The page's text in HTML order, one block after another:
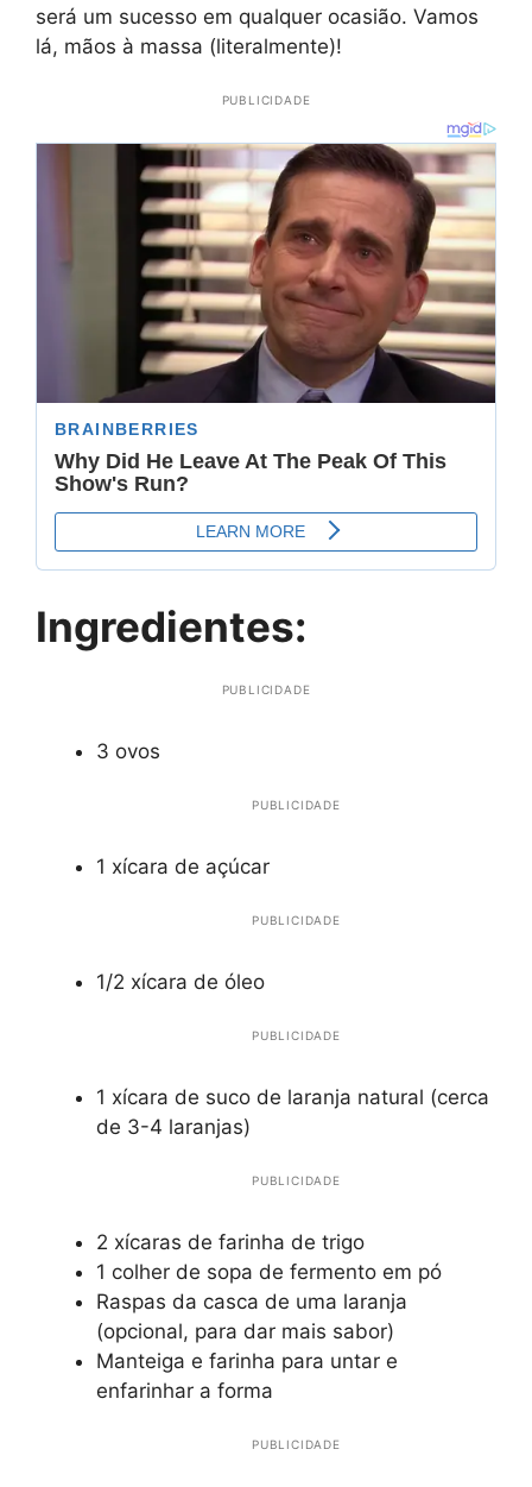
será um sucesso em qualquer ocasião. Vamos
lá, mãos à massa (literalmente)!
PUBLICIDADE
Ingredientes:
PUBLICIDADE
3 ovos
PUBLICIDADE
1 xícara de açúcar
PUBLICIDADE
1/2 xícara de óleo
PUBLICIDADE
1 xícara de suco de laranja natural (cerca
de 3-4 laranjas)
PUBLICIDADE
2 xícaras de farinha de trigo
1 colher de sopa de fermento em pó
Raspas da casca de uma laranja
(opcional, para dar mais sabor)
Manteiga e farinha para untar e
enfarinhar a forma
PUBLICIDADE